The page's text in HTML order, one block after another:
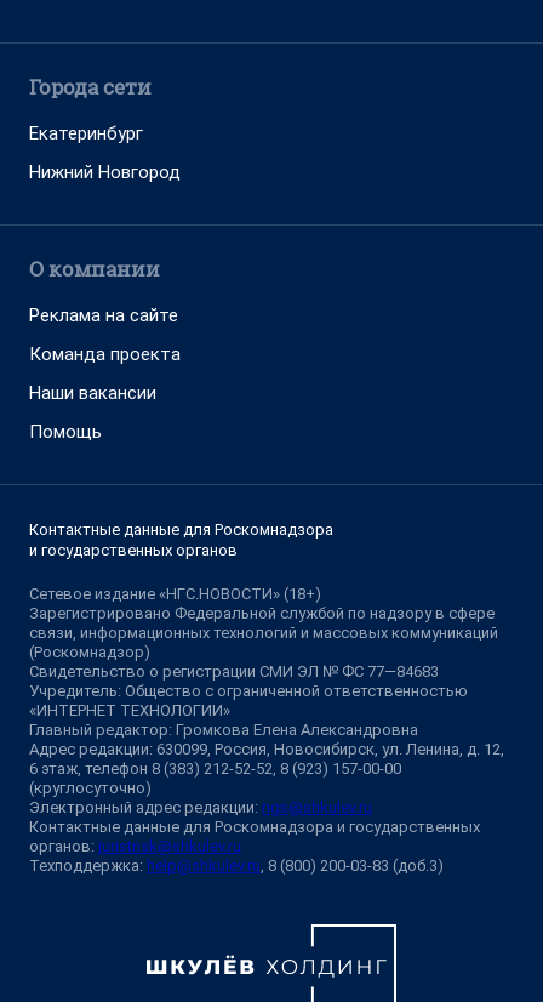
Города сети
Екатеринбург
Нижний Новгород
О компании
Реклама на сайте
Команда проекта
Наши вакансии
Помощь
Контактные данные для Роскомнадзора
и государственных органов
Сетевое издание «НГС.НОВОСТИ» (18+)
Зарегистрировано Федеральной службой по надзору в сфере
связи, информационных технологий и массовых коммуникаций
(Роскомнадзор)
Свидетельство о регистрации СМИ ЭЛ № ФС 77—84683
Учредитель: Общество с ограниченной ответственностью
«ИНТЕРНЕТ ТЕХНОЛОГИИ»
Главный редактор: Громкова Елена Александровна
Адрес редакции: 630099, Россия, Новосибирск, ул. Ленина, д. 12,
6 этаж, телефон 8 (383) 212-52-52, 8 (923) 157-00-00
(круглосуточно)
Электронный адрес редакции: ngs@shkulev.ru
Контактные данные для Роскомнадзора и государственных
органов: juristnsk@shkulev.ru
Техподдержка: help@shkulev.ru, 8 (800) 200-03-83 (доб.3)